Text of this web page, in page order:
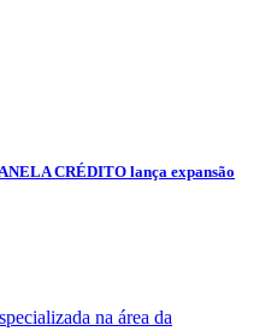
CRÉDITO lança expansão
na área da